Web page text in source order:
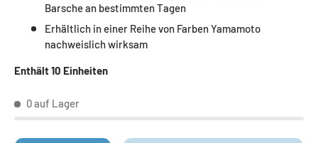
Barsche an bestimmten Tagen
Erhältlich in einer Reihe von Farben Yamamoto
nachweislich wirksam
Enthält 10 Einheiten
0 auf Lager